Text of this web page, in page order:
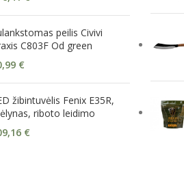
peilis Civivi
C803F Od green
€
žibintuvėlis Fenix E35R,
riboto leidimo
€